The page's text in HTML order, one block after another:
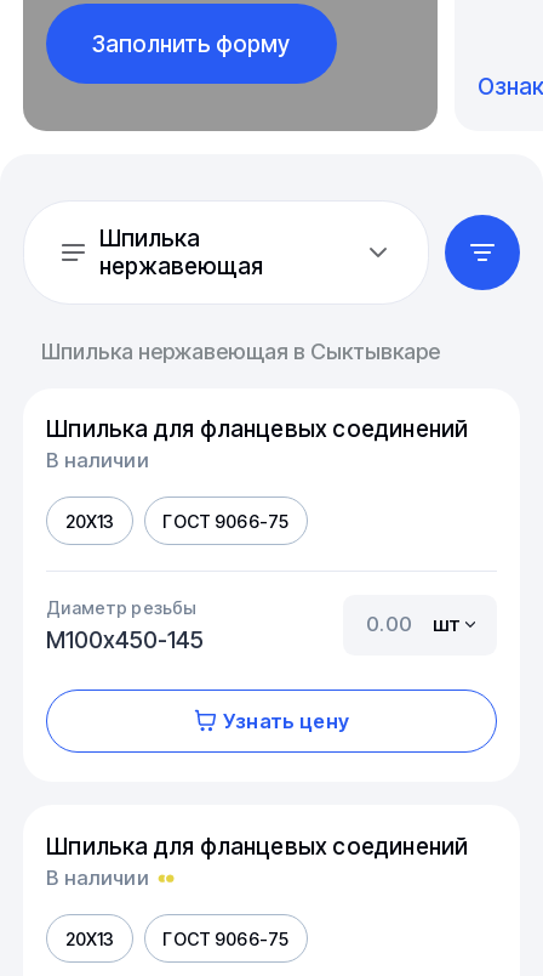
Заполнить форму
Шпилька
нержавеющая
Шпилька нержавеющая в Сыктывкаре
Шпилька для фланцевых соединений
В наличии
20Х13 ГОСТ 9066-75
Диаметр резьбы
М100х450-145
шт
Узнать цену
Шпилька для фланцевых соединений
В наличии
20Х13 ГОСТ 9066-75